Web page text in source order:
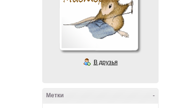
В друзья
-
Метки